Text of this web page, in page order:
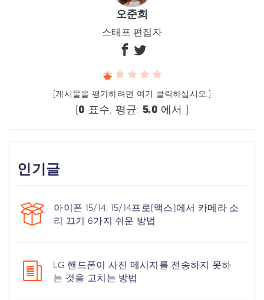
오준희
스태프 편집자
(게시물을 평가하려면 여기 클릭하십시오.)
(0 표수, 평균: 5.0 에서 )
인기글
아이폰 15/14, 15/14프로(맥스)에서 카메라 소
리 끄기 6가지 쉬운 방법
LG 핸드폰이 사진 메시지를 전송하지 못하
는 것을 고치는 방법